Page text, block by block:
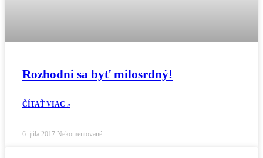
Rozhodni sa byť milosrdný!
ČÍTAŤ VIAC »
6. júla 2017 Nekomentované